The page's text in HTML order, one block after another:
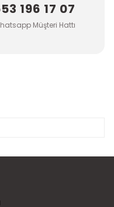
196 17 07
Müşteri Hattı